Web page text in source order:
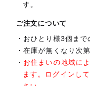
す。
ご注文について
おひとり様3個まで
在庫が無くなり次
お住まいの地域に
ます。ログインし